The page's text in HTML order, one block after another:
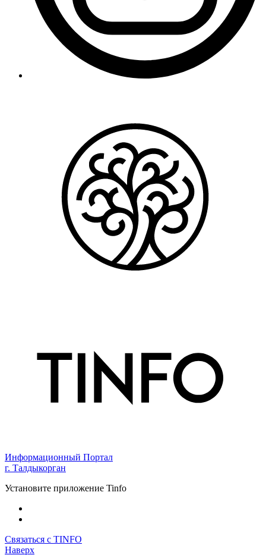
Информационный Портал
г. Талдыкорган
Установите приложение Tinfo
Связаться с TINFO
Наверх